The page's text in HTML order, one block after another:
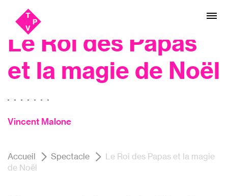
Aller
au
menu
Aller au
contenu
Concert
Le Roi des Papas
et la magie de Noël
Vincent Malone
Accueil Spectacle
Le Roi des Papas et la magie
de Noël